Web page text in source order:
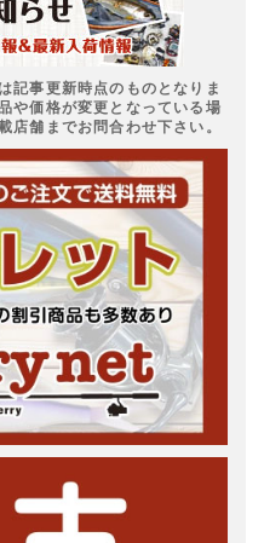
記事更新時点のものとなりま
や価格が変更となっている場
店舗までお問合わせ下さい。